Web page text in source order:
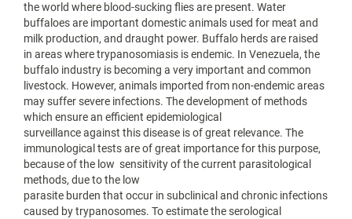
the world where blood-sucking flies are present. Water
buffaloes are important domestic animals used for meat and
milk production, and draught power. Buffalo herds are raised
in areas where trypanosomiasis is endemic. In Venezuela, the
buffalo industry is becoming a very important and common
livestock. However, animals imported from non-endemic areas
may suffer severe infections. The development of methods
which ensure an efficient epidemiological
surveillance against this disease is of great relevance. The
immunological tests are of great importance for this purpose,
because of the low sensitivity of the current parasitological
methods, due to the low
parasite burden that occur in subclinical and chronic infections
caused by trypanosomes. To estimate the serological